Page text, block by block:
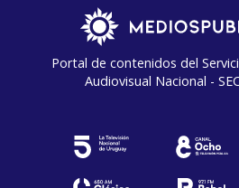
Portal de contenidos del
Audiovisual Nacional -